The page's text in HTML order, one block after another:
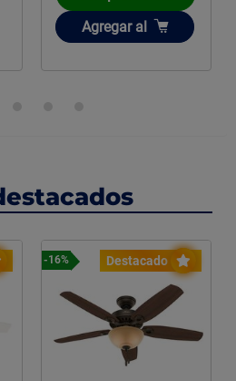
Añadir
Agregar al
Destacado
-16%